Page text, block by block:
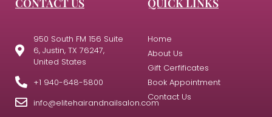
CONTACT US
950 South FM 156 Suite
6, Justin, TX 76247,
United States
+1 940-648-5800
info@elitehairandnailsalon.com
QUICK LINKS
Home
About Us
Gift Cerfificates
Book Appointment
Contact Us